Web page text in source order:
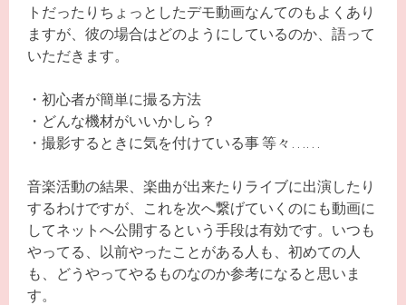
トだったりちょっとしたデモ動画なんてのもよくあり
ますが、彼の場合はどのようにしているのか、語って
いただきます。
・初心者が簡単に撮る方法
・どんな機材がいいかしら？
・撮影するときに気を付けている事 等々……
音楽活動の結果、楽曲が出来たりライブに出演したり
するわけですが、これを次へ繋げていくのにも動画に
してネットへ公開するという手段は有効です。いつも
やってる、以前やったことがある人も、初めての人
も、どうやってやるものなのか参考になると思いま
す。